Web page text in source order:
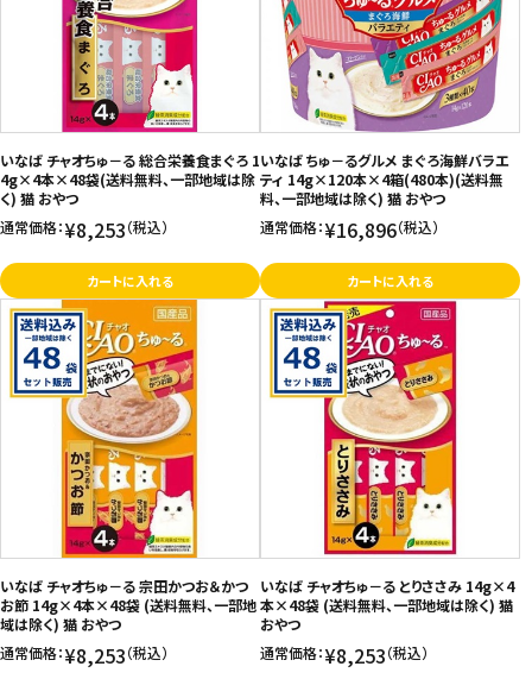
飲料
酒類
日用品
セール
フードロス
ペット用品
SHOP GUIDE
ご利用ガイド
お問い合わせ
特定商取引法表示について
プライバシーポリシー
価格が高い
お気に入り登録数
いなば チャオちゅ－る 総合栄養食まぐろ 1
4g×4本×48袋(送料無料、一部地域は除
く) 猫 おやつ
通常価格：¥8,253（税込）
カートに入れる
いなば ちゅ－るグルメ まぐろ海鮮バラエ
ティ 14g×120本×4箱(480本)(送料無
料、一部地域は除く) 猫 おやつ
通常価格：¥16,896（税込）
カートに入れる
いなば チャオちゅ－る 宗田かつお＆かつ
お節 14g×4本×48袋 (送料無料、一部地
域は除く) 猫 おやつ
通常価格：¥8,253（税込）
いなば チャオちゅ－る とりささみ 14g×4
本×48袋 (送料無料、一部地域は除く) 猫
おやつ
通常価格：¥8,253（税込）